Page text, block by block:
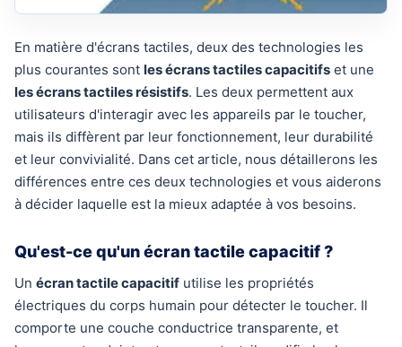
En matière d'écrans tactiles, deux des technologies les
plus courantes sont les écrans tactiles capacitifs et une
les écrans tactiles résistifs. Les deux permettent aux
utilisateurs d'interagir avec les appareils par le toucher,
mais ils diffèrent par leur fonctionnement, leur durabilité
et leur convivialité. Dans cet article, nous détaillerons les
différences entre ces deux technologies et vous aiderons
à décider laquelle est la mieux adaptée à vos besoins.
Qu'est-ce qu'un écran tactile capacitif ?
Un écran tactile capacitif utilise les propriétés
électriques du corps humain pour détecter le toucher. Il
comporte une couche conductrice transparente, et